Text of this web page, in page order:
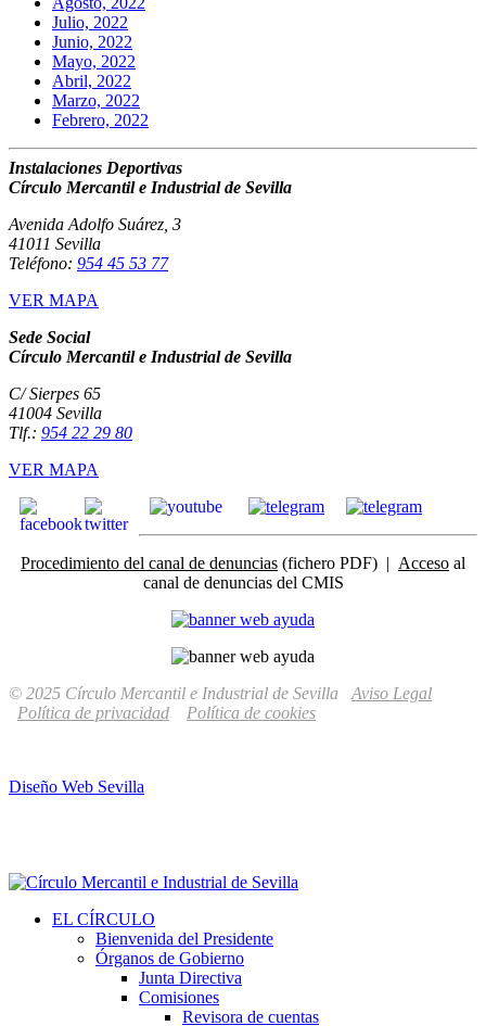
Julio, 2022
Junio, 2022
Mayo, 2022
Abril, 2022
Marzo, 2022
Febrero, 2022
Instalaciones Deportivas
Círculo Mercantil e Industrial de Sevilla
Avenida Adolfo Suárez, 3
41011 Sevilla
Teléfono: 954 45 53 77
VER MAPA
Sede Social
Círculo Mercantil e Industrial de Sevilla
C/ Sierpes 65
41004 Sevilla
Tlf.: 954 22 29 80
VER MAPA
Procedimiento del canal de denuncias (fichero PDF) | Acceso al
canal de denuncias del CMIS
© 2025 Círculo Mercantil e Industrial de Sevilla Aviso Legal
Política de privacidad
Política de cookies
Diseño Web Sevilla
EL CÍRCULO
Bienvenida del Presidente
Órganos de Gobierno
Junta Directiva
Comisiones
Revisora de cuentas